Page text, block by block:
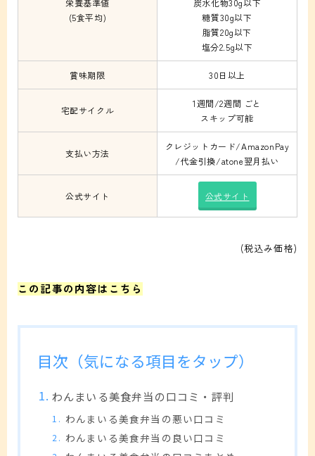
栄養基準値
(5食平均)
炭水化物30g以下
糖質30g以下
脂質20g以下
塩分2.5g以下
賞味期限 30日以上
宅配サイクル
1週間/2週間 ごと
スキップ可能
支払い方法
クレジットカード/AmazonPay
/代金引換/atone翌月払い
公式サイト 公式サイト
(税込み価格)
この記事の内容はこちら
目次（気になる項目をタップ）
わんまいる美食弁当の口コミ・評判
わんまいる美食弁当の悪い口コミ
わんまいる美食弁当の良い口コミ